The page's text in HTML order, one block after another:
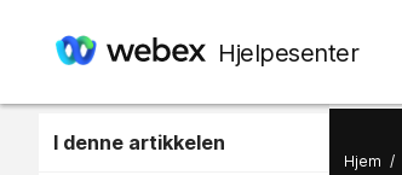
Hjelpesenter
I denne artikkelen
Hjem /